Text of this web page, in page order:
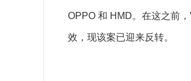
OPPO 和 HMD。在这之前
效，现该案已迎来反转。